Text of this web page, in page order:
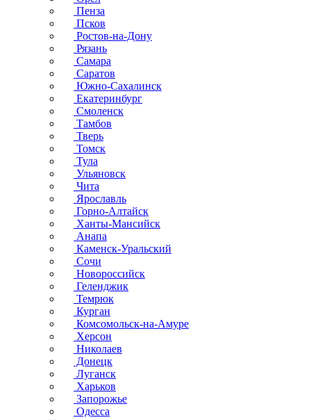
Пенза
Псков
Ростов-на-Дону
Рязань
Самара
Саратов
Южно-Сахалинск
Екатеринбург
Смоленск
Тамбов
Тверь
Томск
Тула
Ульяновск
Чита
Ярославль
Горно-Алтайск
Ханты-Мансийск
Анапа
Каменск-Уральский
Сочи
Новороссийск
Геленджик
Темрюк
Курган
Комсомольск-на-Амуре
Херсон
Николаев
Донецк
Луганск
Харьков
Запорожье
Одесса